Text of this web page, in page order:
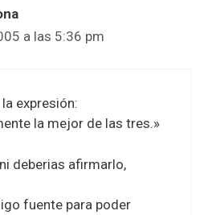
a las 5:36 pm
expresión:
la mejor de las tres.»
deberias afirmarlo,
fuente para poder